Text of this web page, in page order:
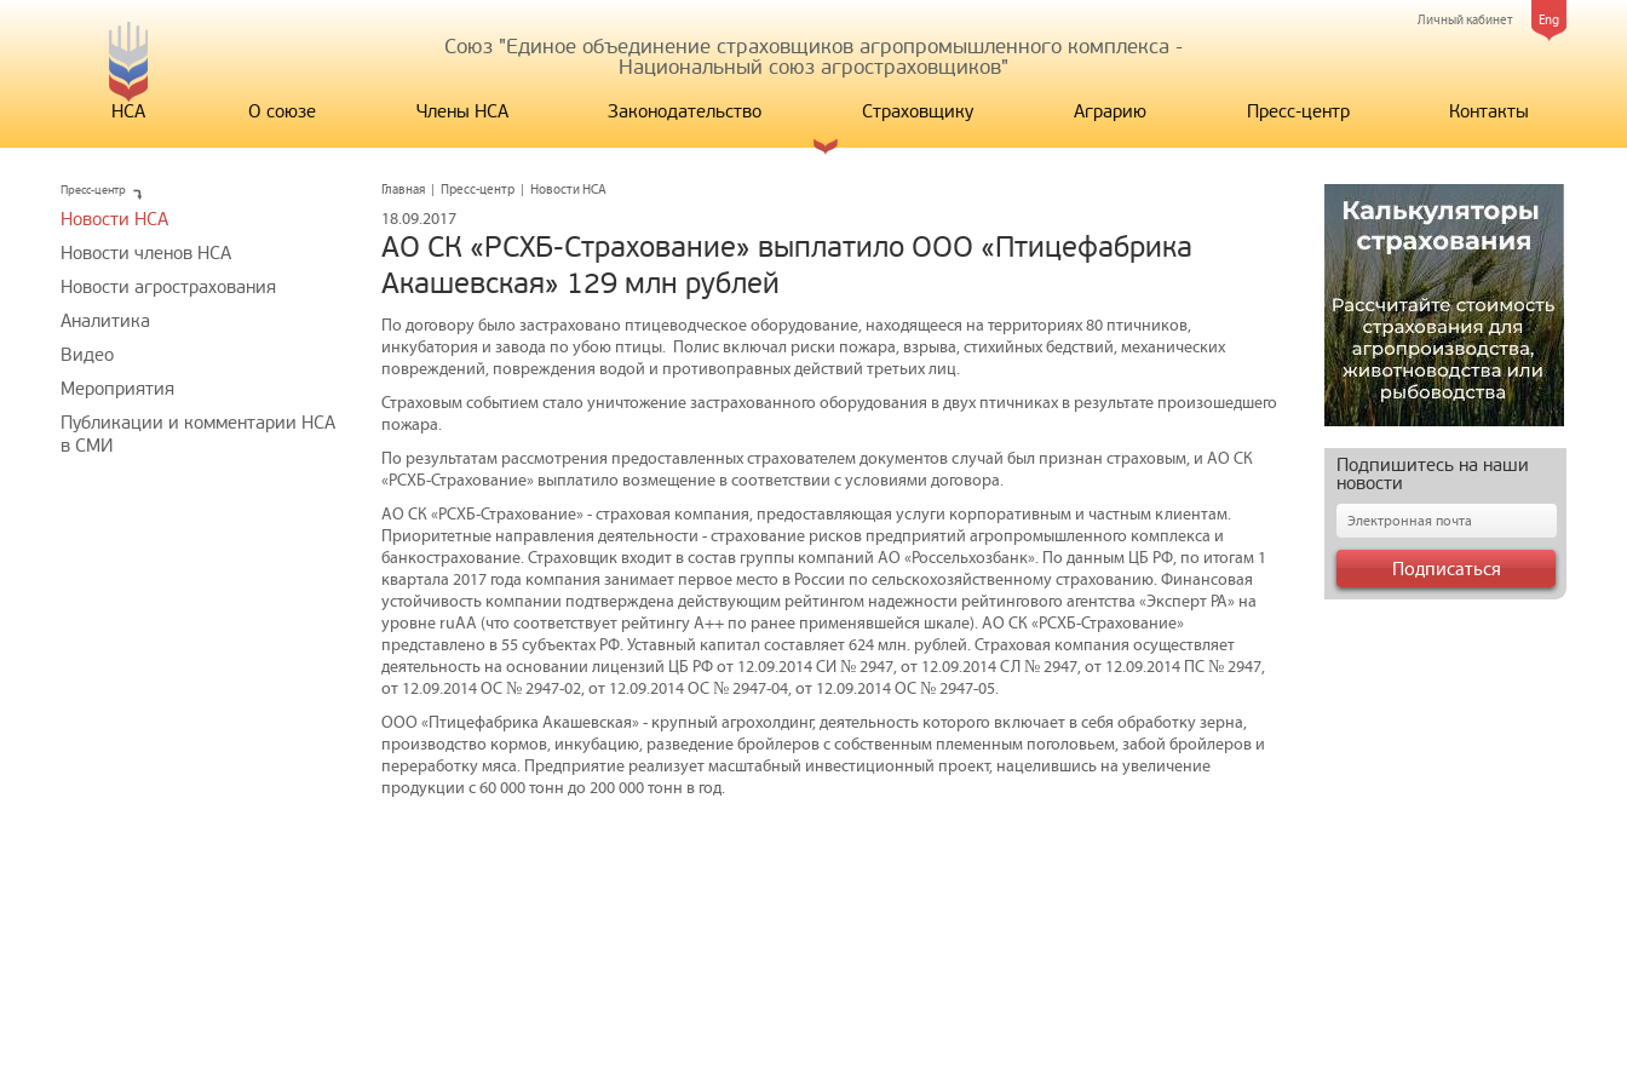
Eng
Личный кабинет
Союз "Единое объединение страховщиков агропромышленного комплекса -
Национальный союз агростраховщиков"
НСА О союзе Члены НСА Законодательство Страховщику Аграрию Пресс-центр Контакты
Главная | Пресс-центр | Новости НСА
18.09.2017
АО СК «РСХБ-Страхование» выплатило ООО «Птицефабрика
Акашевская» 129 млн рублей
По договору было застраховано птицеводческое оборудование, находящееся на территориях 80 птичников,
инкубатория и завода по убою птицы. Полис включал риски пожара, взрыва, стихийных бедствий, механических
повреждений, повреждения водой и противоправных действий третьих лиц.
Страховым событием стало уничтожение застрахованного оборудования в двух птичниках в результате произошедшего
пожара.
По результатам рассмотрения предоставленных страхователем документов случай был признан страховым, и АО СК
«РСХБ-Страхование» выплатило возмещение в соответствии с условиями договора.
АО СК «РСХБ-Страхование» - страховая компания, предоставляющая услуги корпоративным и частным клиентам.
Приоритетные направления деятельности - страхование рисков предприятий агропромышленного комплекса и
банкострахование. Страховщик входит в состав группы компаний АО «Россельхозбанк». По данным ЦБ РФ, по итогам 1
квартала 2017 года компания занимает первое место в России по сельскохозяйственному страхованию. Финансовая
устойчивость компании подтверждена действующим рейтингом надежности рейтингового агентства «Эксперт РА» на
уровне ruAA (что соответствует рейтингу А++ по ранее применявшейся шкале). АО СК «РСХБ-Страхование»
представлено в 55 субъектах РФ. Уставный капитал составляет 624 млн. рублей. Страховая компания осуществляет
деятельность на основании лицензий ЦБ РФ от 12.09.2014 СИ № 2947, от 12.09.2014 СЛ № 2947, от 12.09.2014 ПС № 2947,
от 12.09.2014 ОС № 2947-02, от 12.09.2014 ОС № 2947-04, от 12.09.2014 ОС № 2947-05.
ООО «Птицефабрика Акашевская» - крупный агрохолдинг, деятельность которого включает в себя обработку зерна,
производство кормов, инкубацию, разведение бройлеров с собственным племенным поголовьем, забой бройлеров и
переработку мяса. Предприятие реализует масштабный инвестиционный проект, нацелившись на увеличение
продукции с 60 000 тонн до 200 000 тонн в год.
Пресс-центр
Новости НСА
Новости членов НСА
Новости агрострахования
Аналитика
Видео
Мероприятия
Публикации и комментарии НСА
в СМИ
Подпишитесь на наши
новости